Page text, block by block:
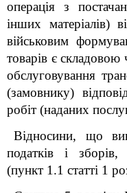
операція з
інших матеріалів)
військовим
товарів є складовою
обслуговування
(замовнику)
робіт (наданих
Відносини, що
податків і
(пункт 1.1 статті 1